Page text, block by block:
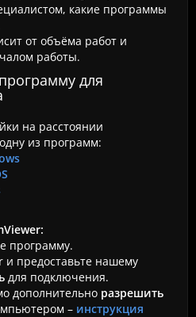
какие программы
от объёма работ и
работы.
для
на расстоянии
из программ:
программу.
и предоставьте нашему
для подключения.
дополнительно разрешить
– инструкция